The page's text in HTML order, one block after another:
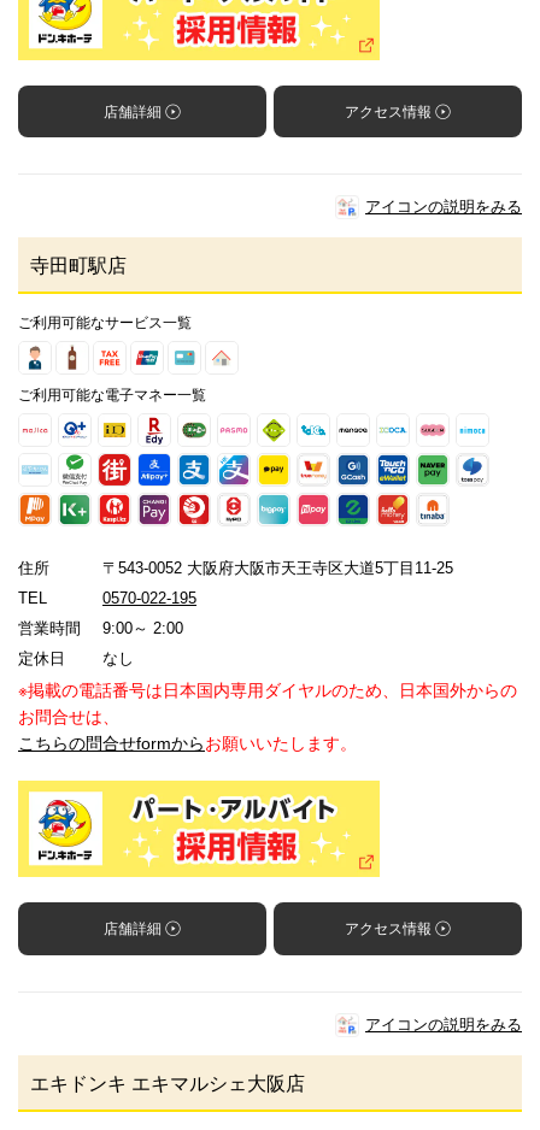
店舗詳細 アクセス情報
アイコンの説明をみる
寺田町駅店
ご利用可能なサービス一覧
ご利用可能な電子マネー一覧
住所
〒543-0052 大阪府大阪市天王寺区大道5丁目11-25
TEL
0570-022-195
営業時間
9:00～ 2:00
定休日
なし
※掲載の電話番号は日本国内専用ダイヤルのため、日本国外からの
お問合せは、
こちらの問合せformからお願いいたします。
店舗詳細 アクセス情報
アイコンの説明をみる
エキドンキ エキマルシェ大阪店